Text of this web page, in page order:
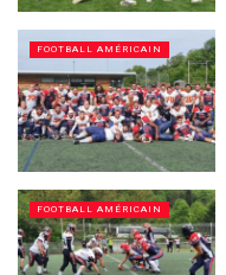
FOOTBALL AMÉRICAIN
FOOTBALL AMÉRICAIN